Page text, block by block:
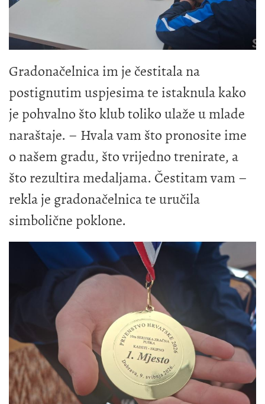
Gradonačelnica im je čestitala na
postignutim uspjesima te istaknula kako
je pohvalno što klub toliko ulaže u mlade
naraštaje. – Hvala vam što pronosite ime
o našem gradu, što vrijedno trenirate, a
što rezultira medaljama. Čestitam vam –
rekla je gradonačelnica te uručila
simbolične poklone.